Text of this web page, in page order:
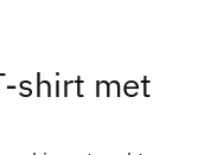
shirt met